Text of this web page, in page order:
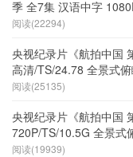
季 全7集 汉语中字
阅读(22294)
央视纪录片《航拍中国
高清/TS/24.78 全景式
阅读(25135)
央视纪录片《航拍中国
720P/TS/10.5G 全景式
阅读(19939)